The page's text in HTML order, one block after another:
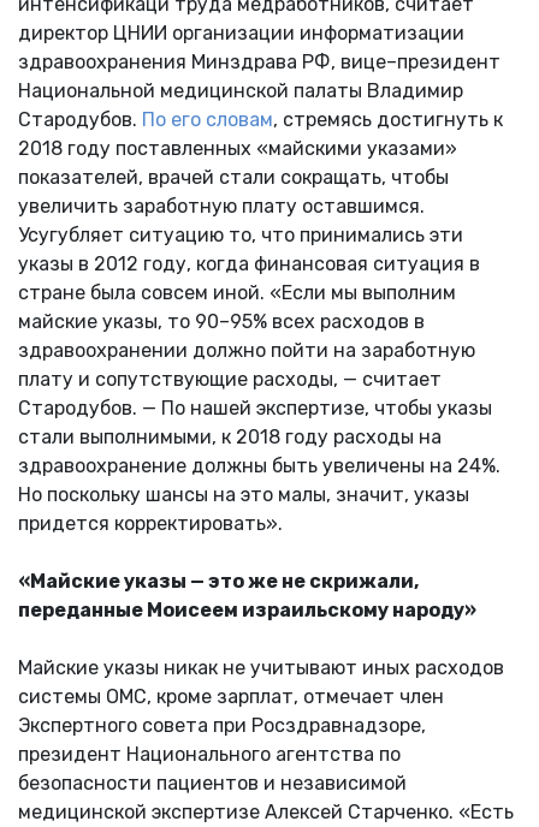
директор ЦНИИ организации информатизации
здравоохранения Минздрава РФ, вице–президент
Национальной медицинской палаты Владимир
Стародубов. По его словам, стремясь достигнуть к
2018 году поставленных «майскими указами»
показателей, врачей стали сокращать, чтобы
увеличить заработную плату оставшимся.
Усугубляет ситуацию то, что принимались эти
указы в 2012 году, когда финансовая ситуация в
стране была совсем иной. «Если мы выполним
майские указы, то 90–95% всех расходов в
здравоохранении должно пойти на заработную
плату и сопутствующие расходы, — считает
Стародубов. — По нашей экспертизе, чтобы указы
стали выполнимыми, к 2018 году расходы на
здравоохранение должны быть увеличены на 24%.
Но поскольку шансы на это малы, значит, указы
придется корректировать».
«Майские указы — это же не скрижали,
переданные Моисеем израильскому народу»
Майские указы никак не учитывают иных расходов
системы ОМС, кроме зарплат, отмечает член
Экспертного совета при Росздравнадзоре,
президент Национального агентства по
безопасности пациентов и независимой
медицинской экспертизе Алексей Старченко. «Есть